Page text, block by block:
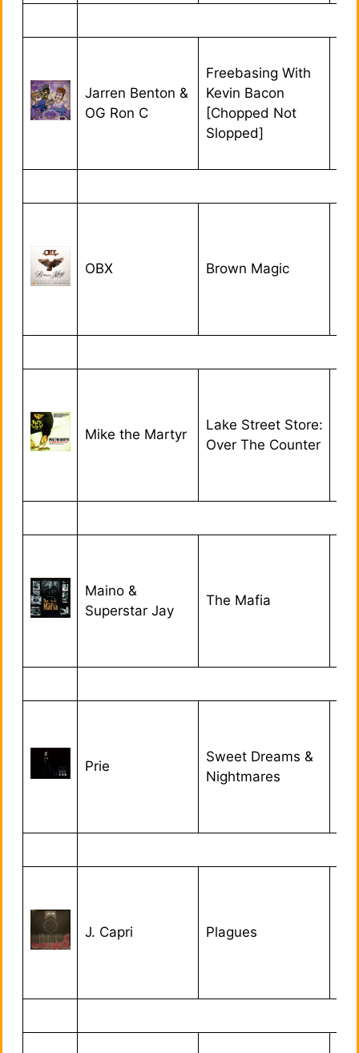
Jarren Benton &
OG Ron C
Freebasing With
Kevin Bacon
[Chopped Not
Slopped]
OBX Brown Magic
Mike the Martyr
Lake Street Store:
Over The Counter
Maino &
Superstar Jay
The Mafia
Prie
Sweet Dreams &
Nightmares
J. Capri Plagues